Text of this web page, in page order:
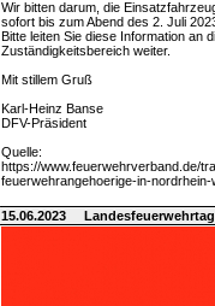
Wir bitten darum, die
sofort bis zum Abend des 2. Juli
Bitte leiten Sie diese Information an
Zuständigkeitsbereich weiter.
Mit stillem Gruß
Karl-Heinz Banse
DFV-Präsident
Quelle:
https://www.feuerwehrverband.de/
feuerwehrangehoerige-in-
15.06.2023